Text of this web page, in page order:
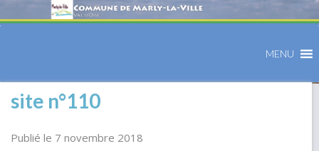
MENU
site n°110
Publié le 7 novembre 2018